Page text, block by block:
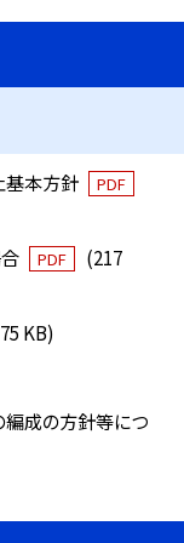
本方針 PDF
PDF
(217
KB)
成の方針等につ